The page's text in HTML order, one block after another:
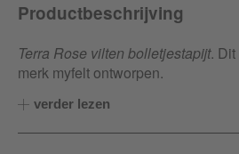
Productbeschrijving
Terra Rose vilten bolletjestapijt.
merk myfelt ontworpen.
verder lezen